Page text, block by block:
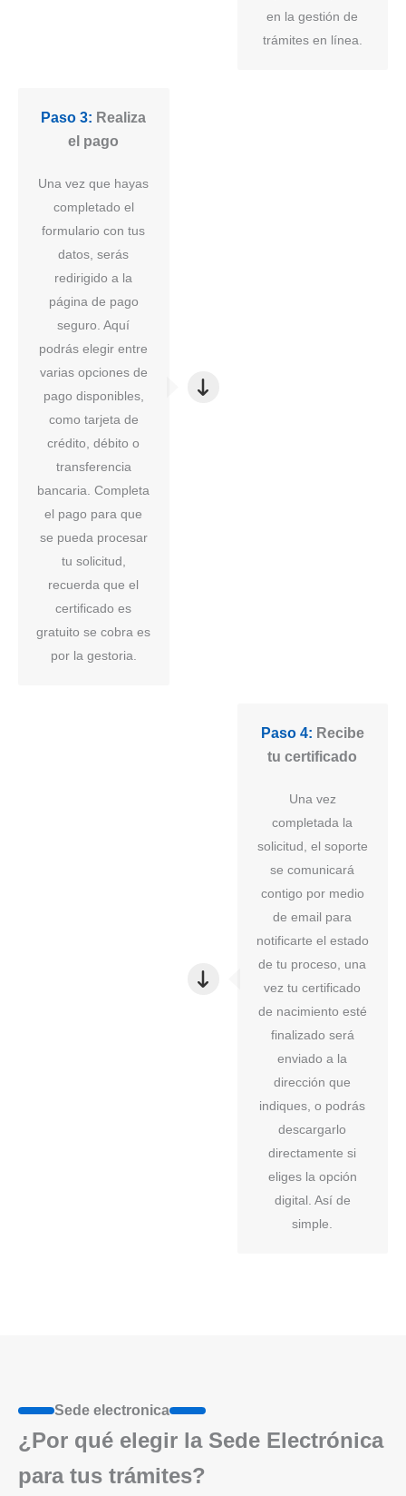
en la gestión de
trámites en línea.
Paso 3: Realiza
el pago
Una vez que hayas
completado el
formulario con tus
datos, serás
redirigido a la
página de pago
seguro. Aquí
podrás elegir entre
varias opciones de
pago disponibles,
como tarjeta de
crédito, débito o
transferencia
bancaria. Completa
el pago para que
se pueda procesar
tu solicitud,
recuerda que el
certificado es
gratuito se cobra es
por la gestoria.
Paso 4: Recibe
tu certificado
Una vez
completada la
solicitud, el soporte
se comunicará
contigo por medio
de email para
notificarte el estado
de tu proceso, una
vez tu certificado
de nacimiento esté
finalizado será
enviado a la
dirección que
indiques, o podrás
descargarlo
directamente si
eliges la opción
digital. Así de
simple.
Sede electronica
¿Por qué elegir la Sede Electrónica
para tus trámites?